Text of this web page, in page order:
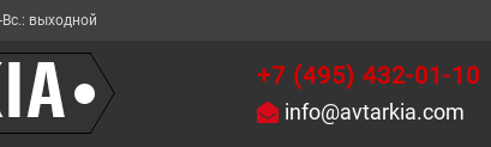
выходной
+7 (495) 432-01-10
info@avtarkia.com